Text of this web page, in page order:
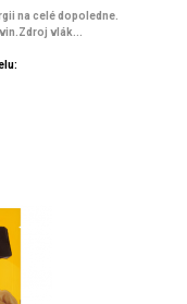
na celé dopoledne.
vlák...